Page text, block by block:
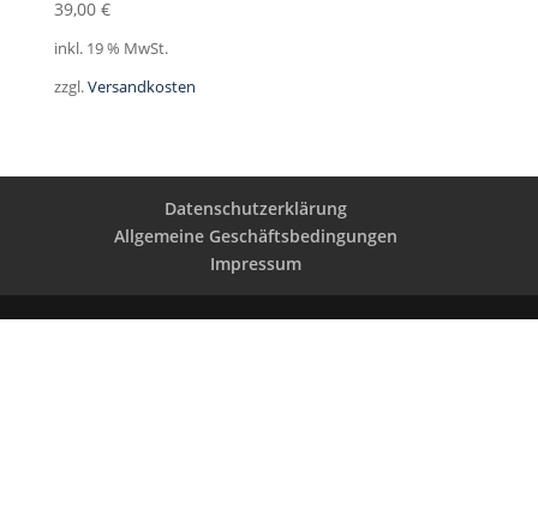
39,00 €
inkl. 19 % MwSt.
zzgl.Versandkosten
Datenschutzerklärung
Allgemeine Geschäftsbedingungen
Impressum